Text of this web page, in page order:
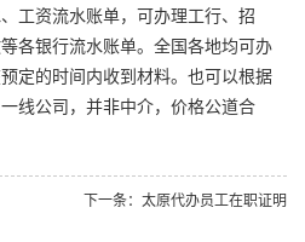
工资流水账单，可办理工行、招
各银行流水账单。全国各地均可办
定的时间内收到材料。也可以根据
线公司，并非中介，价格公道合
下一条：太原代办员工在职证明